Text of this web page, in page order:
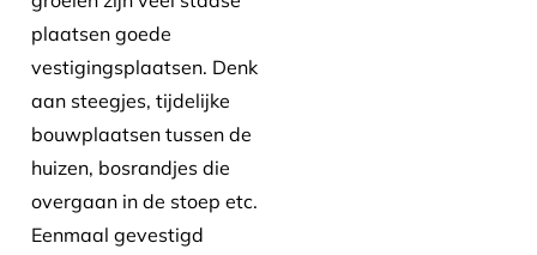
plaatsen goede
vestigingsplaatsen. Denk
aan steegjes, tijdelijke
bouwplaatsen tussen de
huizen, bosrandjes die
overgaan in de stoep etc.
Eenmaal gevestigd